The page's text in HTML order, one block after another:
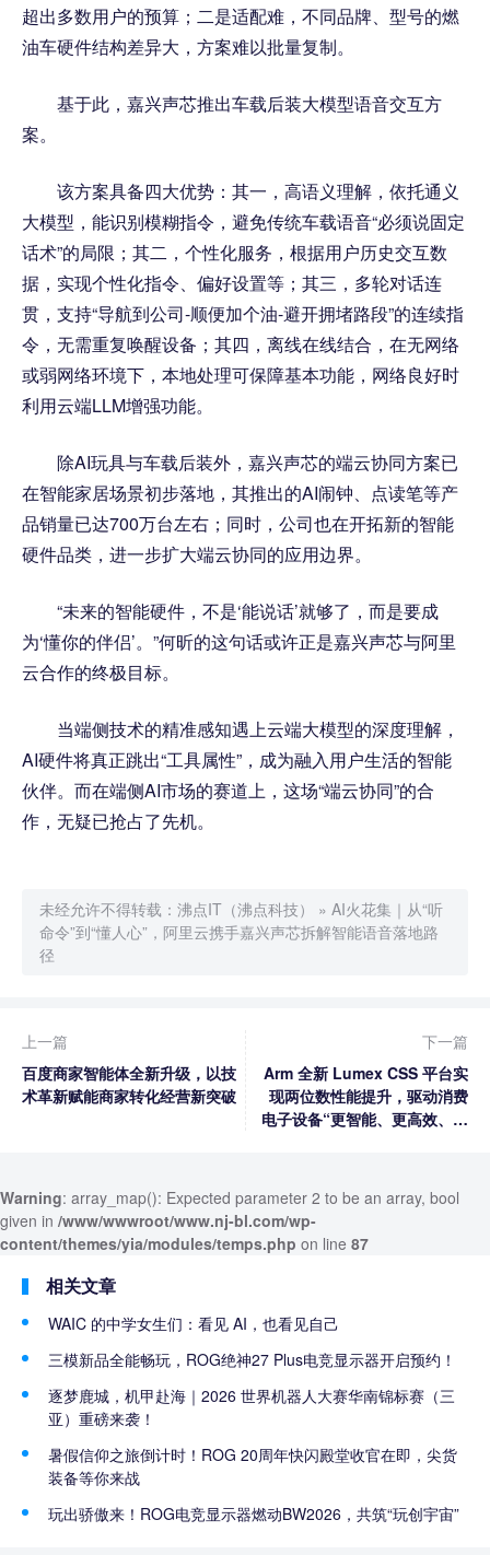
超出多数用户的预算；二是适配难，不同品牌、型号的燃
油车硬件结构差异大，方案难以批量复制。
基于此，嘉兴声芯推出车载后装大模型语音交互方
案。
该方案具备四大优势：其一，高语义理解，依托通义
大模型，能识别模糊指令，避免传统车载语音“必须说固定
话术”的局限；其二，个性化服务，根据用户历史交互数
据，实现个性化指令、偏好设置等；其三，多轮对话连
贯，支持“导航到公司-顺便加个油-避开拥堵路段”的连续指
令，无需重复唤醒设备；其四，离线在线结合，在无网络
或弱网络环境下，本地处理可保障基本功能，网络良好时
利用云端LLM增强功能。
除AI玩具与车载后装外，嘉兴声芯的端云协同方案已
在智能家居场景初步落地，其推出的AI闹钟、点读笔等产
品销量已达700万台左右；同时，公司也在开拓新的智能
硬件品类，进一步扩大端云协同的应用边界。
“未来的智能硬件，不是‘能说话’就够了，而是要成
为‘懂你的伴侣’。”何昕的这句话或许正是嘉兴声芯与阿里
云合作的终极目标。
当端侧技术的精准感知遇上云端大模型的深度理解，
AI硬件将真正跳出“工具属性”，成为融入用户生活的智能
伙伴。而在端侧AI市场的赛道上，这场“端云协同”的合
作，无疑已抢占了先机。
未经允许不得转载： 沸点IT（沸点科技） » AI火花集｜从“听
命令”到“懂人心”，阿里云携手嘉兴声芯拆解智能语音落地路
径
上一篇
百度商家智能体全新升级，以技
术革新赋能商家转化经营新突破
下一篇
Arm 全新 Lumex CSS 平台实
现两位数性能提升，驱动消费
电子设备“更智能、更高效、更
Warning: array_map(): Expected parameter 2 to be an array, bool
given in /www/wwwroot/www.nj-bl.com/wp-
content/themes/yia/modules/temps.php on line 87
相关文章
WAIC 的中学女生们：看见 AI，也看见自己
三模新品全能畅玩，ROG绝神27 Plus电竞显示器开启预约！
逐梦鹿城，机甲赴海｜2026 世界机器人大赛华南锦标赛（三
亚）重磅来袭！
暑假信仰之旅倒计时！ROG 20周年快闪殿堂收官在即，尖货
装备等你来战
玩出骄傲来！ROG电竞显示器燃动BW2026，共筑“玩创宇宙”